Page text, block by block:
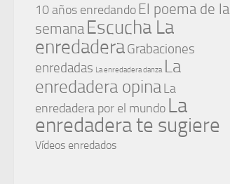
10 años enredando El poema de la
semana Escucha La
enredaderaGrabaciones
enredadas La enredadera danza La
enredadera opina La
enredadera por el mundo La
enredadera te sugiere
Vídeos enredados